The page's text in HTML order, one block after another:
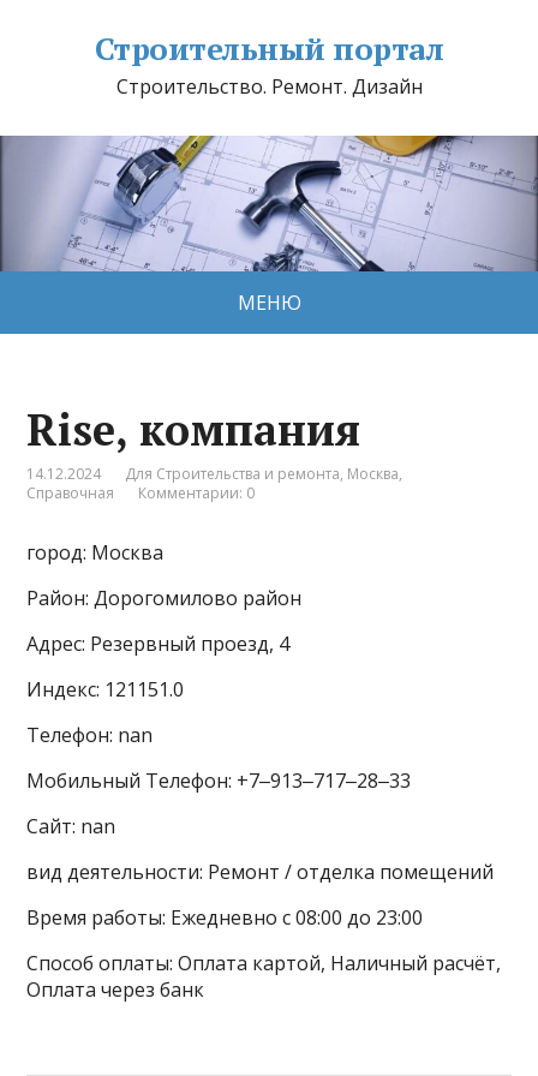
Строительный портал
Строительство. Ремонт. Дизайн
МЕНЮ
Rise, компания
14.12.2024 Для Строительства и ремонта, Москва,
Справочная
Комментарии: 0
город: Москва
Район: Дорогомилово район
Адрес: Резервный проезд, 4
Индекс: 121151.0
Телефон: nan
Мобильный Телефон: +7‒913‒717‒28‒33
Сайт: nan
вид деятельности: Ремонт / отделка помещений
Время работы: Ежедневно с 08:00 до 23:00
Способ оплаты: Оплата картой, Наличный расчёт,
Оплата через банк